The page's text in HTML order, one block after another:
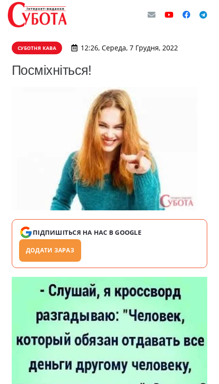
СУБОТНЯ КАВА 12:26, Середа, 7 Грудня, 2022
Посміхніться!
ПІДПИШІТЬСЯ НА НАС В GOOGLE
ДОДАТИ ЗАРАЗ